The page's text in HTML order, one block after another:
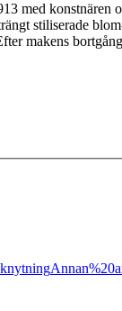
med konstnären
stiliserade
makens